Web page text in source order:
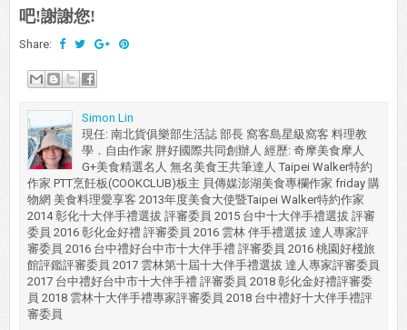
吧!謝謝您!
Share:
Simon Lin
現任: 南北貨俱樂部生活誌 部長 窩客島星級窩客 料理教
學．自由作家 胖好國際共同創辦人 經歷: 奇摩美食摩人
G+美食精選名人 無名美食王共筆達人 Taipei Walker特約
作家 PTT烹飪板(COOKCLUB)板主 貝傳媒澎湖美食專欄作家 friday 購
物網 美食料理愛享客 2013年度美食大使暨Taipei Walker特約作家
2014 彰化十大伴手禮選拔 評審委員 2015 台中十大伴手禮選拔 評審
委員 2016 彰化金好禮 評審委員 2016 雲林 伴手禮選拔 達人專家評
審委員 2016 台中禮好台中市十大伴手禮 評審委員 2016 桃園好棧旅
館評鑑評審委員 2017 雲林第十屆十大伴手禮選拔 達人專家評審委員
2017 台中禮好台中市十大伴手禮 評審委員 2018 彰化金好禮評審委
員 2018 雲林十大伴手禮專家評審委員 2018 台中禮好十大伴手禮評
審委員